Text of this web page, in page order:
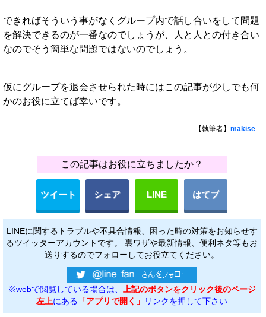
できればそういう事がなくグループ内で話し合いをして問題
を解決できるのが一番なのでしょうが、人と人との付き合い
なのでそう簡単な問題ではないのでしょう。
仮にグループを退会させられた時にはこの記事が少しでも何
かのお役に立てば幸いです。
【執筆者】 makise
この記事はお役に立ちましたか？
ツイート シェア LINE はてブ
LINEに関するトラブルや不具合情報、困った時の対策をお知らせす
るツイッターアカウントです。 裏ワザや最新情報、便利ネタ等もお
送りするのでフォローしてお役立てください。
※webで閲覧している場合は、
上記のボタンをクリック後のページ
左上にある 「アプリで開く」 リンクを押して下さい